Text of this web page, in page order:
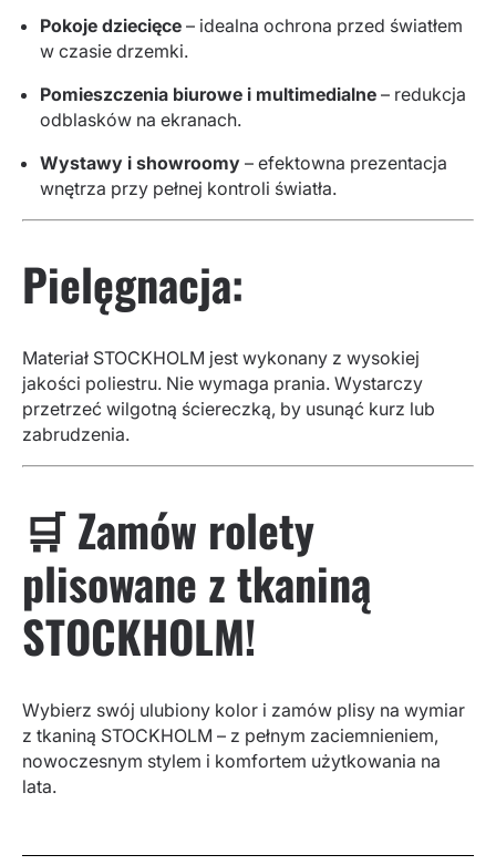
Pokoje dziecięce – idealna ochrona przed światłem
w czasie drzemki.
Pomieszczenia biurowe i multimedialne – redukcja
odblasków na ekranach.
Wystawy i showroomy – efektowna prezentacja
wnętrza przy pełnej kontroli światła.
Pielęgnacja:
Materiał STOCKHOLM jest wykonany z wysokiej
jakości poliestru. Nie wymaga prania. Wystarczy
przetrzeć wilgotną ściereczką, by usunąć kurz lub
zabrudzenia.
🛒 Zamów rolety
plisowane z tkaniną
STOCKHOLM!
Wybierz swój ulubiony kolor i zamów plisy na wymiar
z tkaniną STOCKHOLM – z pełnym zaciemnieniem,
nowoczesnym stylem i komfortem użytkowania na
lata.